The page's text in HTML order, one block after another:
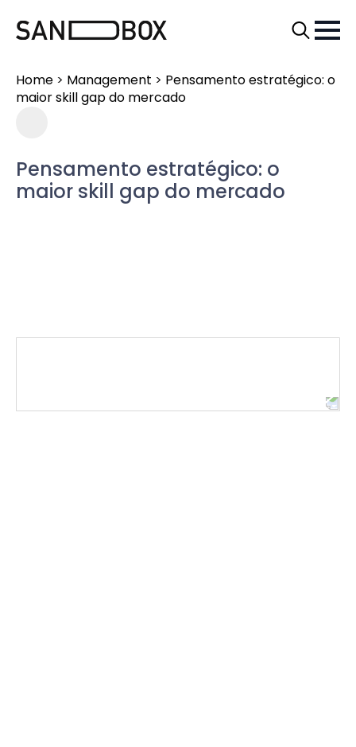
Home > Management > Pensamento estratégico: o
maior skill gap do mercado
Pensamento estratégico: o
maior skill gap do mercado